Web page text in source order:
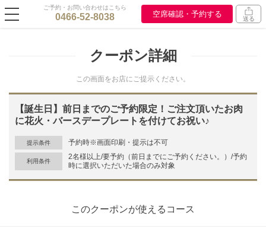
ご予約・お問い合わせはこちら
0466-52-8038 空席確認・予約する 送る
クーポン詳細
この画面をお店にご提示ください。
【誕生日】前日までのご予約限定！ご注文頂いたお肉
に花火・バースデープレートを付けてお祝い♪
提示条件 予約時※画面印刷・提示は不可
利用条件
2名様以上/要予約（前日までにご予約ください。）/予約
時に選択いただいた場合のみ対象
このクーポンが使えるコース